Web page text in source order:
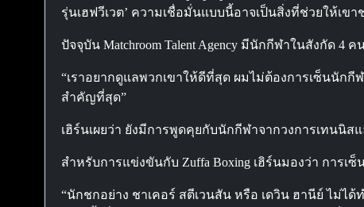
รุ่นเฮฟวีเวต’ ความเชื่อมั่นแบบนี้อาจเป็นสิ่งที่ช่วยให้เข
ปัจจุบัน Matchroom Talent Agency มีนักกีฬาในสังกัด
“เราอยากดูแลพวกเขาให้ดีที่สุด ผมไม่ต้องการเซ็นนัก
สำคัญที่สุด”
เฮิร์นเผยว่า ยังมีการพูดคุยกับนักกีฬาจากวงการเทนนิ
สำหรับการแข่งขันกับ Zuffa Boxing เฮิร์นมองว่า การเ
“นักชกอย่าง ชาเคอร์ สตีเวนสัน หรือ เดวิน ฮานีย์ ไม่